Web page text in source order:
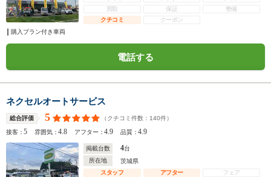
買取
保証
整備
クチコミ
クーポン
購入プラン付き車両
電話する
ネクセルオートサービス
総合評価 5 （クチコミ件数： 140件）
接客：5 雰囲気：4.8 アフター：4.9 品質：4.9
掲載台数 4台
所在地
茨城県
スタッフ
アフター
フェア